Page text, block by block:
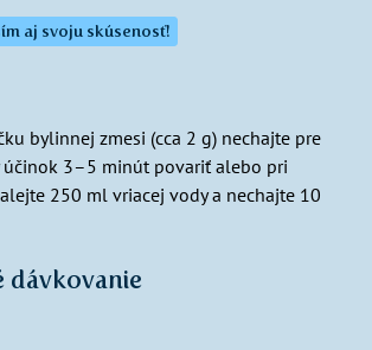
aj svoju skúsenosť!
bylinnej zmesi (cca 2 g) nechajte pre
účinok 3–5 minút povariť alebo pri
250 ml vriacej vody a nechajte 10
dávkovanie